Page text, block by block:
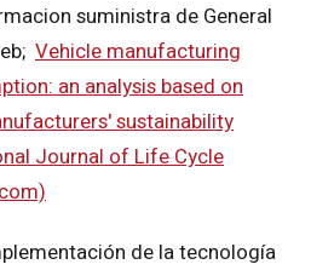
suministra de General
Vehicle manufacturing
an analysis based on
sustainability
Journal of Life Cycle
de la tecnología